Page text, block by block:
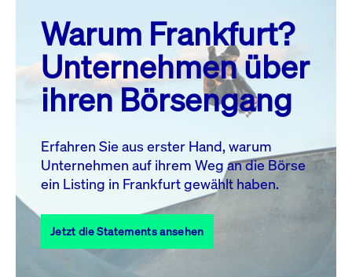
MO. DI. MI. DO. FR. SA. SO.
1
2
3
4 5 6 7 8
10 11 13 14
17
18 19 20 21 22
23
27 28
31
Warum Frankfurt?
Unternehmen über
ihren Börsengang
Erfahren Sie aus erster Hand, warum
Unternehmen auf ihrem Weg an die Börse
ein Listing in Frankfurt gewählt haben.
Jetzt die Statements ansehen